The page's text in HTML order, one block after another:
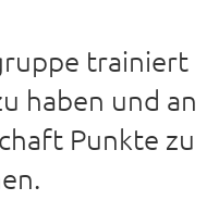
trainiert
haben und an
Punkte zu